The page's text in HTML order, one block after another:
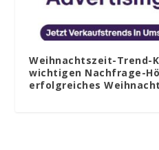
Weihnachtszeit-Trend-
wichtigen Nachfrage-
erfolgreiches